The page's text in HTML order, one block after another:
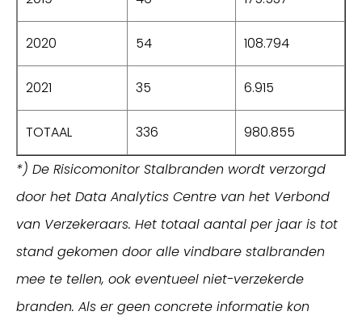
2020 54 108.794
2021 35 6.915
TOTAAL 336
980.855
*) De Risicomonitor Stalbranden wordt verzorgd
door het Data Analytics Centre van het Verbond
van Verzekeraars. Het totaal aantal per jaar is tot
stand gekomen door alle vindbare stalbranden
mee te tellen, ook eventueel niet-verzekerde
branden. Als er geen concrete informatie kon